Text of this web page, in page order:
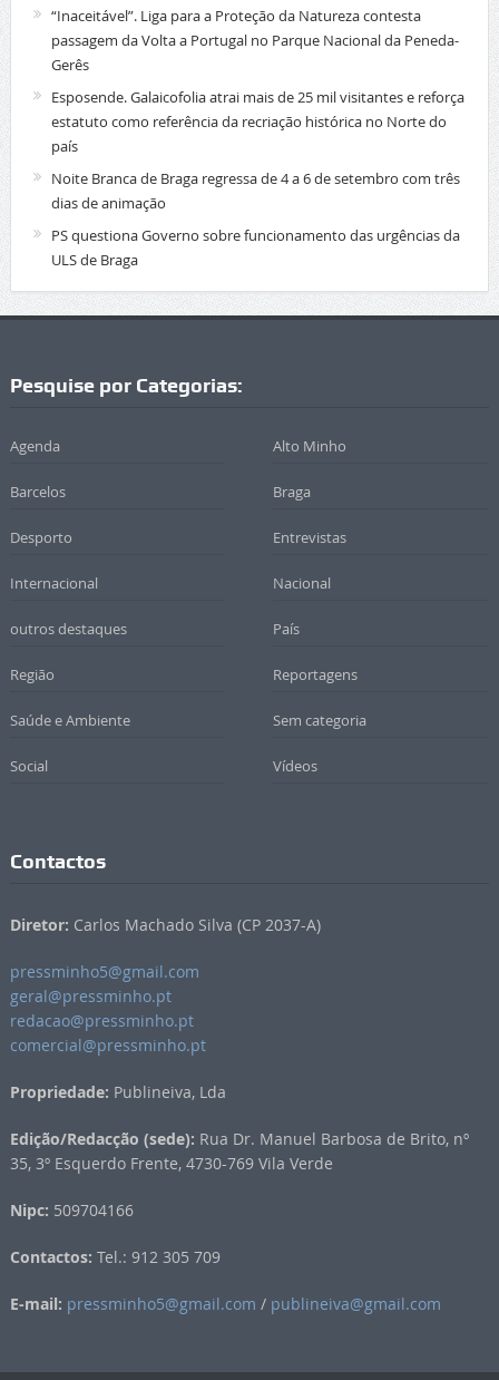
“Inaceitável”. Liga para a Proteção da Natureza contesta
passagem da Volta a Portugal no Parque Nacional da Peneda-
Gerês
Esposende. Galaicofolia atrai mais de 25 mil visitantes e reforça
estatuto como referência da recriação histórica no Norte do
país
Noite Branca de Braga regressa de 4 a 6 de setembro com três
dias de animação
PS questiona Governo sobre funcionamento das urgências da
ULS de Braga
Pesquise por Categorias:
Agenda Alto Minho
Barcelos Braga
Desporto Entrevistas
Internacional Nacional
outros destaques País
Região Reportagens
Saúde e Ambiente Sem categoria
Social Vídeos
Contactos
Diretor: Carlos Machado Silva (CP 2037-A)
pressminho5@gmail.com
geral@pressminho.pt
redacao@pressminho.pt
comercial@pressminho.pt
Propriedade: Publineiva, Lda
Edição/Redacção (sede): Rua Dr. Manuel Barbosa de Brito, nº
35, 3º Esquerdo Frente, 4730-769 Vila Verde
Nipc: 509704166
Contactos: Tel.: 912 305 709
E-mail: pressminho5@gmail.com / publineiva@gmail.com